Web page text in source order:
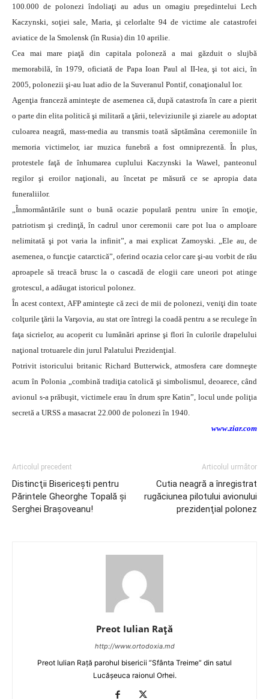
100.000 de polonezi îndoliaţi au adus un omagiu preşedintelui Lech
Kaczynski, soţiei sale, Maria, şi celorlalte 94 de victime ale catastrofei
aviatice de la Smolensk (în Rusia) din 10 aprilie.
Cea mai mare piaţă din capitala poloneză a mai găzduit o slujbă
memorabilă, în 1979, oficiată de Papa Ioan Paul al II-lea, şi tot aici, în
2005, polonezii şi-au luat adio de la Suveranul Pontif, conaţionalul lor.
Agenţia franceză aminteşte de asemenea că, după catastrofa în care a pierit
o parte din elita politică şi militară a ţării, televiziunile şi ziarele au adoptat
culoarea neagră, mass-media au transmis toată săptămâna ceremoniile în
memoria victimelor, iar muzica funebră a fost omniprezentă. În plus,
protestele faţă de înhumarea cuplului Kaczynski la Wawel, panteonul
regilor şi eroilor naţionali, au încetat pe măsură ce se apropia data
funeraliilor.
„Înmormântările sunt o bună ocazie populară pentru unire în emoţie,
patriotism şi credinţă, în cadrul unor ceremonii care pot lua o amploare
nelimitată şi pot varia la infinit”, a mai explicat Zamoyski. „Ele au, de
asemenea, o funcţie catarctică”, oferind ocazia celor care şi-au vorbit de rău
aproapele să treacă brusc la o cascadă de elogii care uneori pot atinge
grotescul, a adăugat istoricul polonez.
În acest context, AFP aminteşte că zeci de mii de polonezi, veniţi din toate
colţurile ţării la Varşovia, au stat ore întregi la coadă pentru a se reculege în
faţa sicrielor, au acoperit cu lumânări aprinse şi flori în culorile drapelului
naţional trotuarele din jurul Palatului Prezidenţial.
Potrivit istoricului britanic Richard Butterwick, atmosfera care domneşte
acum în Polonia „combină tradiţia catolică şi simbolismul, deoarece, când
avionul s-a prăbuşit, victimele erau în drum spre Katin”, locul unde poliţia
secretă a URSS a masacrat 22.000 de polonezi în 1940.
www.ziar.com
Articolul precedent
Distincţii Bisericeşti pentru
Părintele Gheorghe Topală şi
Serghei Braşoveanu!
Articolul următor
Cutia neagră a înregistrat
rugăciunea pilotului avionului
prezidenţial polonez
Preot Iulian Raţă
http://www.ortodoxia.md
Preot Iulian Rață parohul bisericii ”Sfânta Treime” din satul
Lucășeuca raionul Orhei.